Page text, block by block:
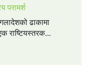
परामर्श
ढाकामा
राष्टियस्तरक...